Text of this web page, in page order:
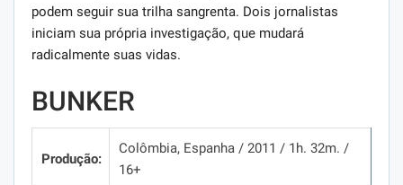
podem seguir sua trilha sangrenta. Dois jornalistas
iniciam sua própria investigação, que mudará
radicalmente suas vidas.
BUNKER
Produção:
Colômbia, Espanha / 2011 / 1h. 32m. /
16+